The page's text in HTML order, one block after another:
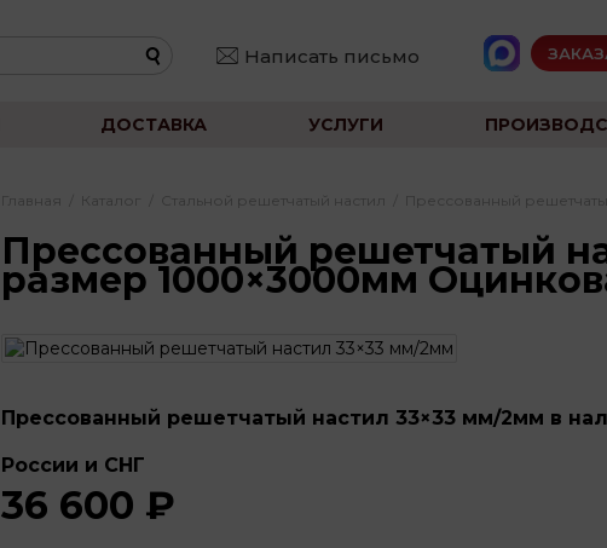
Написать письмо
ДОСТАВКА УСЛУГИ
Главная Каталог Стальной решетчатый настил Прессованный
Прессованный решетчатый
размер 1000×3000мм
Прессованный решетчатый настил 33×33 мм/2мм в
России и СНГ
36 600 ₽